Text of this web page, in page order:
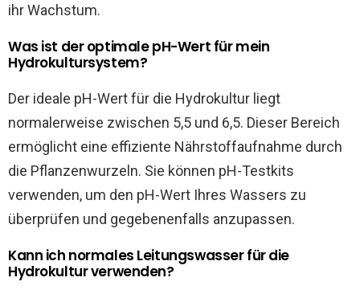
ihr Wachstum.
Was ist der optimale pH-Wert für mein
Hydrokultursystem?
Der ideale pH-Wert für die Hydrokultur liegt
normalerweise zwischen 5,5 und 6,5. Dieser Bereich
ermöglicht eine effiziente Nährstoffaufnahme durch
die Pflanzenwurzeln. Sie können pH-Testkits
verwenden, um den pH-Wert Ihres Wassers zu
überprüfen und gegebenenfalls anzupassen.
Kann ich normales Leitungswasser für die
Hydrokultur verwenden?